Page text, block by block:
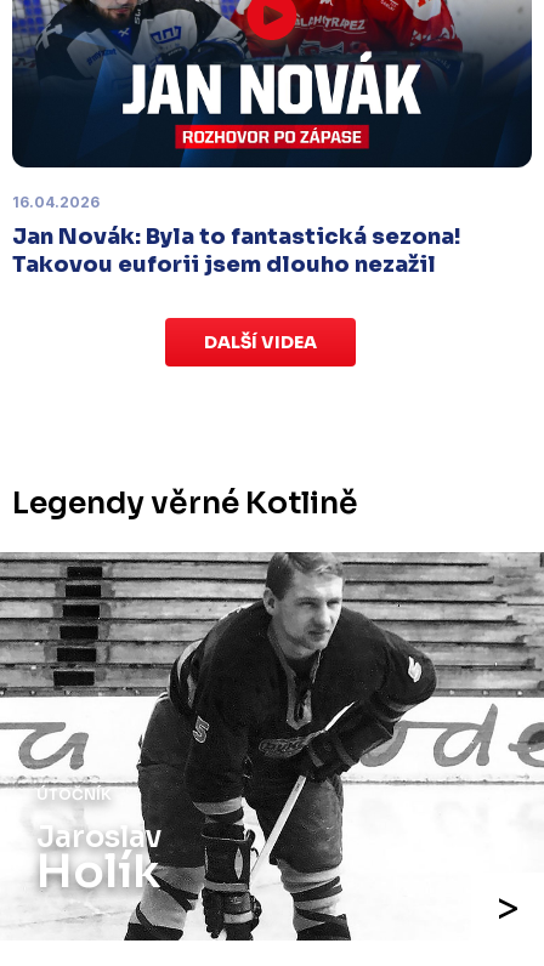
Úterý 18. listopadu | Utkání 15. kola proti Ústí nad
Labem, které se mělo původně odehrát 15.
listopadu, bylo z důvodu marodky Slovanu
. Kluby se domluvily na náhradním
termínu, Bruslaři se s Ústím nad Labem utkají doma
v Kotlině ve středu 26. listopadu od 18:00.
16.04.2026
Jan Novák: Byla to fantastická sezona!
Takovou euforii jsem dlouho nezažil
DALŠÍ VIDEA
Legendy věrné Kotlině
ÚTOČNÍK
Jaroslav
Holík